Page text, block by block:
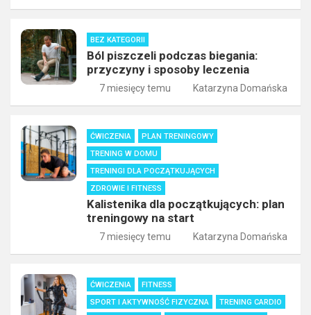
BEZ KATEGORII
Ból piszczeli podczas biegania:
przyczyny i sposoby leczenia
7 miesięcy temu Katarzyna Domańska
ĆWICZENIA
PLAN TRENINGOWY
TRENING W DOMU
TRENINGI DLA POCZĄTKUJĄCYCH
ZDROWIE I FITNESS
Kalistenika dla początkujących: plan
treningowy na start
7 miesięcy temu Katarzyna Domańska
ĆWICZENIA
FITNESS
SPORT I AKTYWNOŚĆ FIZYCZNA
TRENING CARDIO